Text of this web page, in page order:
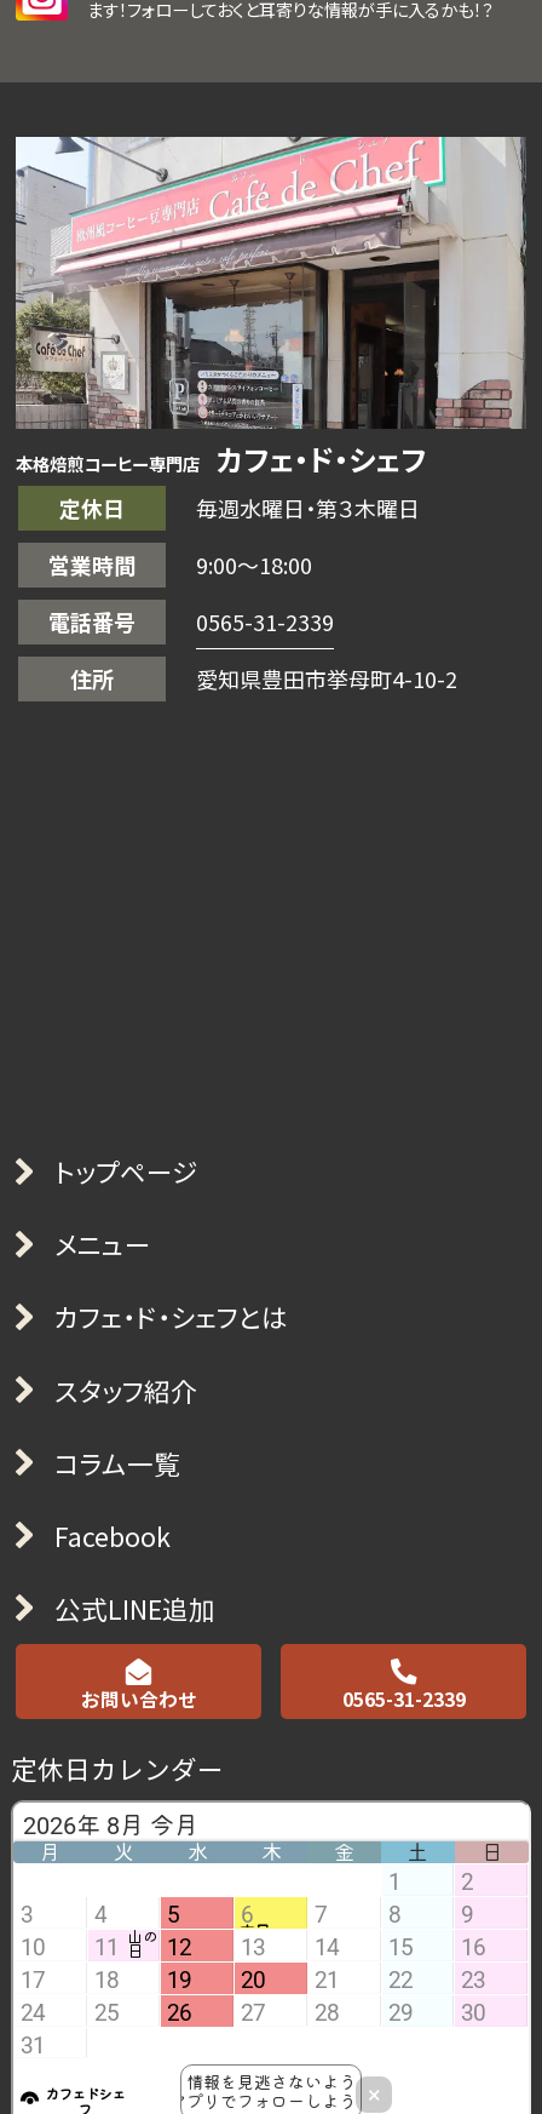
ます！フォローしておくと耳寄りな情報が手に入るかも！？
本格焙煎コーヒー専門店 カフェ・ド・シェフ
定休日
毎週水曜日・第３木曜日
営業時間
9:00〜18:00
電話番号
0565-31-2339
住所
愛知県豊田市挙母町4-10-2
トップページ
メニュー
カフェ・ド・シェフとは
スタッフ紹介
コラム一覧
Facebook
公式LINE追加
お問い合わせ 0565-31-2339
定休日カレンダー